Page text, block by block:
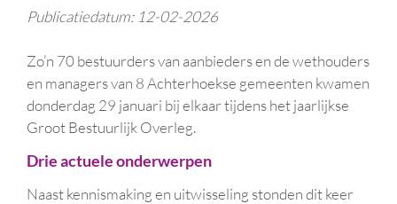
Publicatiedatum: 12-02-2026
Zo’n 70 bestuurders van aanbieders en de wethouders
en managers van 8 Achterhoekse gemeenten kwamen
donderdag 29 januari bij elkaar tijdens het jaarlijkse
Groot Bestuurlijk Overleg.
Drie actuele onderwerpen
Naast kennismaking en uitwisseling stonden dit keer